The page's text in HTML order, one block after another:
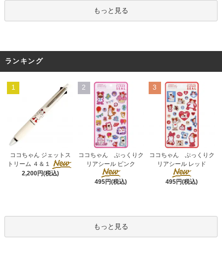
もっと見る
ランキング
1
ココちゃん ジェットス
トリーム ４＆１
2,200円(税込)
2
ココちゃん ぷっくりク
リアシール ピンク
495円(税込)
3
ココちゃん ぷっくりク
リアシール レッド
495円(税込)
もっと見る